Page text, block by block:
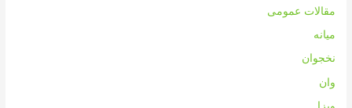
مقالات عمومی
میانه
نخجوان
وان